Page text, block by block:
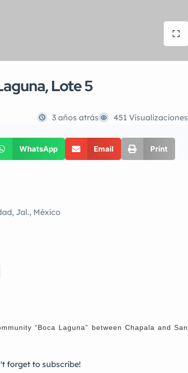
Lote 5
3 años atrás 451 Visualizaciones
WhatsApp Email Print
Jal., México
“Boca Laguna” between Chapala and San
forget to subscribe!